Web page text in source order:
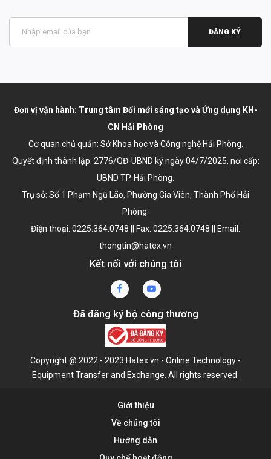
ĐĂNG KÝ
Đơn vị vận hành: Trung tâm Đổi mới sáng tạo và Ứng dụng KH-
CN Hải Phòng
Cơ quan chủ quản: Sở Khoa học và Công nghệ Hải Phòng.
Quyết định thành lập: 2776/QĐ-UBND ký ngày 04/7/2025, nơi cấp:
UBND TP. Hải Phòng.
Trụ sở: Số 1 Phạm Ngũ Lão, Phường Gia Viên, Thành Phố Hải
Phòng.
Điện thoại: 0225.364.0748 || Fax: 0225.364.0748 || Email:
thongtin@hatex.vn
Kết nối với chúng tôi
Đã đăng ký bộ công thương
Copyright @ 2022 - 2023 Hatex.vn - Online Technology -
Equipment Transfer and Exchange. All rights reserved.
Giới thiệu
Về chúng tôi
Hướng dẫn